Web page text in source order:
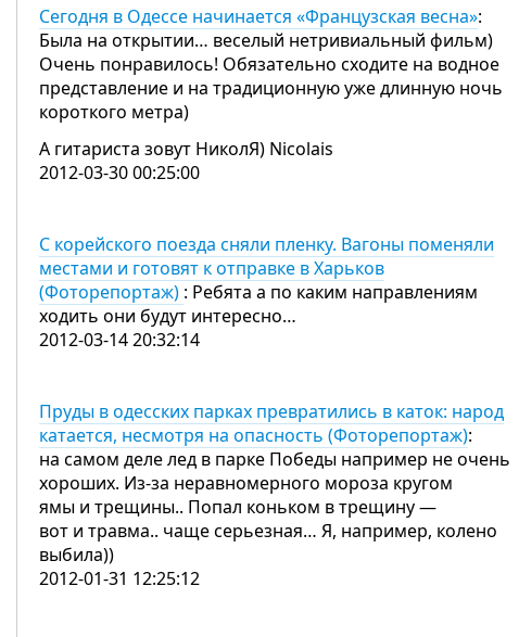
Сегодня в Одессе начинается «Французская весна»:
Была на открытии… веселый нетривиальный фильм)
Очень понравилось! Обязательно сходите на водное
представление и на традиционную уже длинную ночь
короткого метра)
А гитариста зовут НиколЯ) Nicolais
2012-03-30 00:25:00
С корейского поезда сняли пленку. Вагоны поменяли
местами и готовят к отправке в Харьков
(Фоторепортаж) : Ребята а по каким направлениям
ходить они будут интересно…
2012-03-14 20:32:14
Пруды в одесских парках превратились в каток: народ
катается, несмотря на опасность (Фоторепортаж):
на самом деле лед в парке Победы например не очень
хороших. Из-за неравномерного мороза кругом
ямы и трещины.. Попал коньком в трещину —
вот и травма.. чаще серьезная… Я, например, колено
выбила))
2012-01-31 12:25:12